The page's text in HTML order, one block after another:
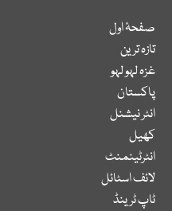
صفحۂ اول
تازہ ترین
غزہ لہو لہو
پاکستان
انٹر نیشنل
کھیل
انٹرٹینمنٹ
لائف اسٹائل
ٹاپ ٹرینڈ